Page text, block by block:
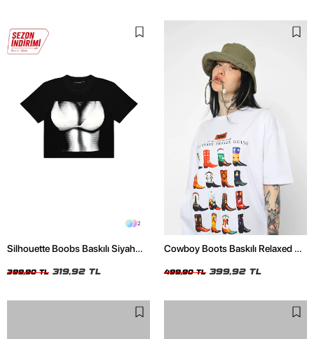
2
Silhouette Boobs Baskılı Siyah
399,90 TL 319,92 TL
Cowboy Boots Baskılı Relaxed Fit
499,90 TL 399,92 TL